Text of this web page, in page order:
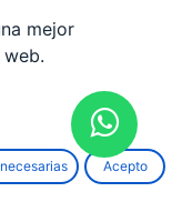
mejor
Acepto